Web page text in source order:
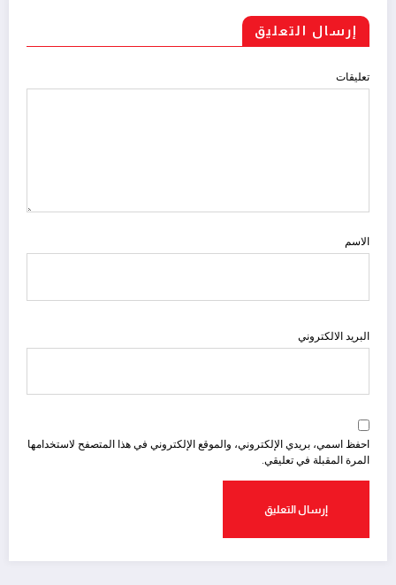
إرسال التعليق
تعليقات
الاسم
البريد الالكتروني
احفظ اسمي، بريدي الإلكتروني، والموقع الإلكتروني في هذا المتصفح لاستخدامها
المرة المقبلة في تعليقي.